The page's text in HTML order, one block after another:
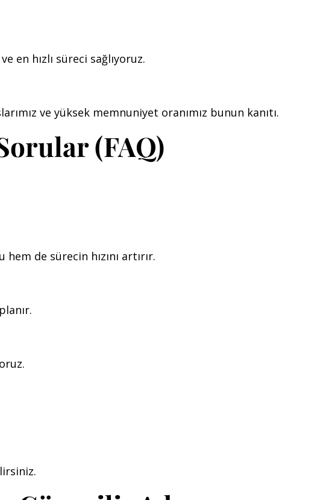
en hızlı süreci sağlıyoruz.
ve yüksek memnuniyet oranımız bunun kanıtı.
(FAQ)
de sürecin hızını artırır.